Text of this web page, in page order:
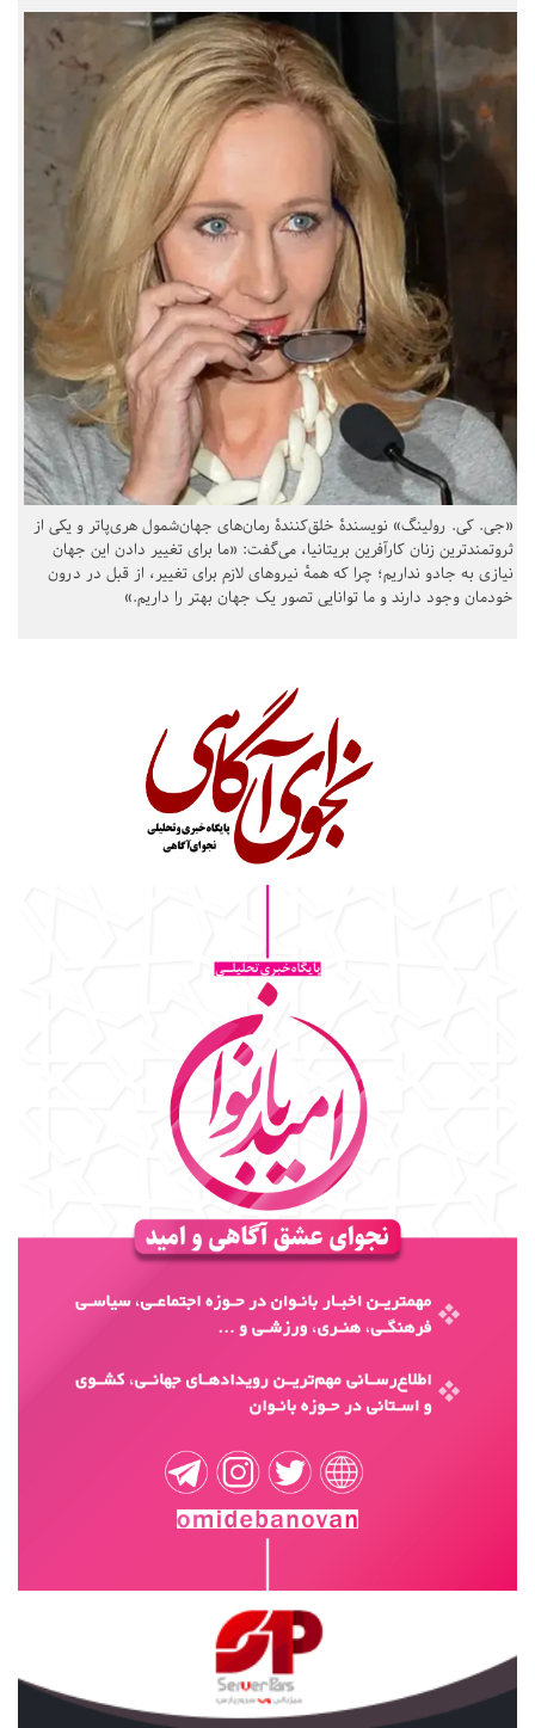
«جی. کی. رولینگ» نویسندهٔ خلق‌کنندهٔ رمان‌های جهان‌شمول هری‌پاتر و یکی از
ثروتمندترین زنان کارآفرین بریتانیا، می‌گفت: «ما برای تغییر دادن این جهان
نیازی به جادو نداریم؛ چرا که همهٔ نیروهای لازم برای تغییر، از قبل در درون
خودمان وجود دارند و ما توانایی تصور یک جهان بهتر را داریم.»